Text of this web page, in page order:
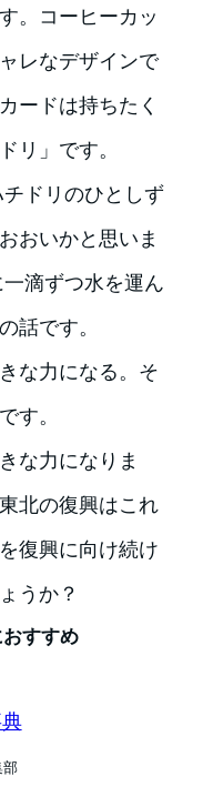
。コーヒーカッ
レなデザインで
ードは持ちたく
リ」です。
ドリのひとしず
おいかと思いま
滴ずつ水を運ん
話です。
な力になる。そ
す。
な力になりま
北の復興はこれ
復興に向け続け
うか？
すすめ
部